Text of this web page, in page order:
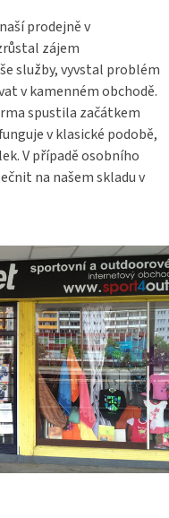
prodejně v
zájem
služby, vyvstal problém
v kamenném obchodě.
spustila začátkem
v klasické podobě,
V případě osobního
na našem skladu v